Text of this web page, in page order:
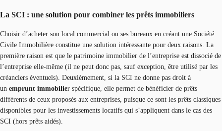
La SCI : une solution pour combiner les prêts immobiliers
Choisir d’acheter son local commercial ou ses bureaux en créant une Société
Civile Immobilière constitue une solution intéressante pour deux raisons. La
première raison est que le patrimoine immobilier de l’entreprise est dissocié de
l’entreprise elle-même (il ne peut donc pas, sauf exception, être utilisé par les
créanciers éventuels). Deuxièmement, si la SCI ne donne pas droit à
un emprunt immobilier spécifique, elle permet de bénéficier de prêts
différents de ceux proposés aux entreprises, puisque ce sont les prêts classiques
disponibles pour les investissements locatifs qui s’appliquent dans le cas des
SCI (hors prêts aidés).